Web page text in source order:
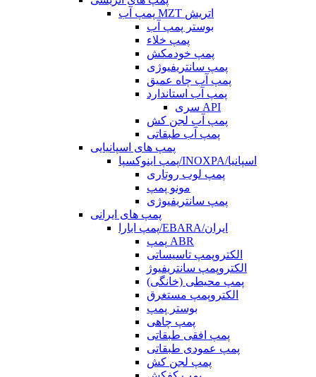
پمپ آب MZT اتریش
بوستر پمپ آب
پمپ خلاء
پمپ خودمکش
پمپ سانتریفیوژی
پمپ آب چاه عمیق
پمپ آب استاندارد
سری API
پمپ آب لجن کش
پمپ آب طبقاتی
پمپ های اسپانیایی
پمپ اینوکسپا/INOXPA/اسپانیا
پمپ لوب روتاری
مونو پمپ
پمپ سانتریفیوژی
پمپ های ایرانی
پمپ ابارا/EBARA/ایران
پمپ ABR
الکتروپمپ تاسیساتی
الکتروپمپ سانتریفیوژ
پمپ محیطی (خانگی)
الکتروپمپ مستغرق
بوستر پمپ
پمپ چاهی
پمپ افقی طبقاتی
پمپ عمودی طبقاتی
پمپ لجن کش